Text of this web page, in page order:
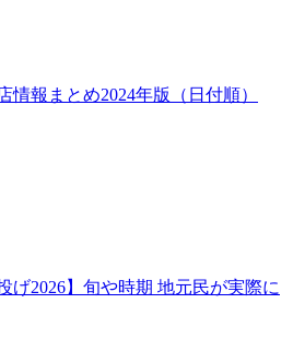
情報まとめ2024年版（日付順）
げ2026】旬や時期 地元民が実際に